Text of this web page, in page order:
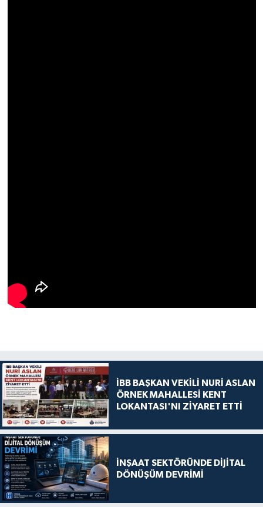
İBB BAŞKAN VEKİLİ NURİ ASLAN
ÖRNEK MAHALLESİ KENT
LOKANTASI'NI ZİYARET ETTİ
İNŞAAT SEKTÖRÜNDE DİJİTAL
DÖNÜŞÜM DEVRİMİ